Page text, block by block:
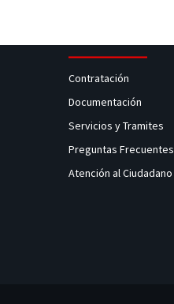
Contratación
Documentación
Servicios y Tramites
Preguntas Frecuentes
Atención al Ciudadano